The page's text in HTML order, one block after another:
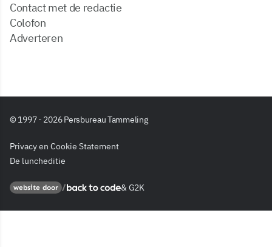
Contact met de redactie
Colofon
Adverteren
© 1997 - 2026 Persbureau Tammeling
Privacy en Cookie Statement
De luncheditie
website doorBack to code & G2K